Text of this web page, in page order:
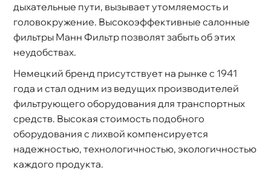
дыхательные пути, вызывает утомляемость и
оловокружение. Высокоэффективные салонные
фильтры Манн Фильтр позволят забыть об этих
неудобствах.
Немецкий бренд присутствует на рынке с 1941
ода и стал одним из ведущих производителей
фильтрующего оборудования для транспортных
средств. Высокая стоимость подобного
оборудования с лихвой компенсируется
надежностью, технологичностью, экологичностью
каждого продукта.